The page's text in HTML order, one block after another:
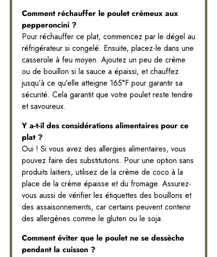
Comment réchauffer le poulet crémeux aux
pepperoncini ?
Pour réchauffer ce plat, commencez par le dégel au
réfrigérateur si congelé. Ensuite, placez-le dans une
casserole à feu moyen. Ajoutez un peu de crème
ou de bouillon si la sauce a épaissi, et chauffez
jusqu’à ce qu’elle atteigne 165°F pour garantir sa
sécurité. Cela garantit que votre poulet reste tendre
et savoureux.
Y a-t-il des considérations alimentaires pour ce
plat ?
Oui ! Si vous avez des allergies alimentaires, vous
pouvez faire des substitutions. Pour une option sans
produits laitiers, utilisez de la crème de coco à la
place de la crème épaisse et du fromage. Assurez-
vous aussi de vérifier les étiquettes des bouillons et
des assaisonnements, car certains peuvent contenir
des allergènes comme le gluten ou le soja.
Comment éviter que le poulet ne se dessèche
pendant la cuisson ?